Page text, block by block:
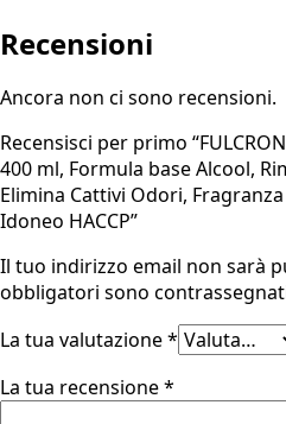
Recensioni
Ancora non ci sono recensioni.
Recensisci per primo
400 ml, Formula base Alcool,
Elimina Cattivi Odori,
Idoneo HACCP”
Il tuo indirizzo email non sarà
obbligatori sono
La tua valutazione*
La tua recensione*